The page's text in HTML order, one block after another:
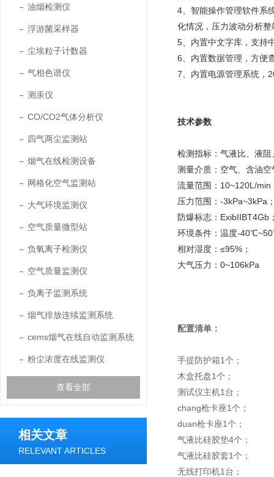
油烟检测仪
浮游菌采样器
尘埃粒子计数器
气相色谱仪
测汞仪
CO/CO2气体分析仪
四气两尘监测站
烟气在线检测设备
网格化空气监测站
大气环境监测仪
空气质量微型站
负氧离子检测仪
空气质量监测仪
负离子监测系统
烟气排放连续监测系统
cems烟气在线自动监测系统
粉尘浓度在线监测仪
查看全部
相关文章
RELEVANT ARTICLES
4、智能操作管理软件系
化情况，压力波动分析
5、内置中文字库，支持
6、内置数据管理，方便
7、内置电源管理系统，
技术参数
检测指标：气液比、液阻
测量介质：空气、含油空
流量范围：10~120L/min
压力范围：-3kPa~3kPa
防爆标志：ExibIIBT4Gb
环境条件：温度-
相对湿度：≤95%；
大气压力：0~106kPa
配置清单：
手提防护箱1个；
木盒托盘1个；
测试仪主机1台；
chang枪卡座1个；
duan枪卡座1个；
气液比硅胶垫4个；
气液比硅胶套1个；
无线打印机1台；